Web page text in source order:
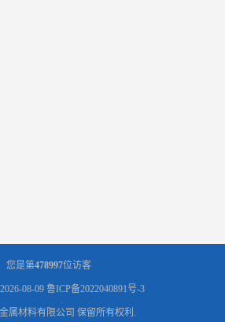
您是第478997位访客
08-09 鲁ICP备2022040891号-3
属材料有限公司 保留所有权利.